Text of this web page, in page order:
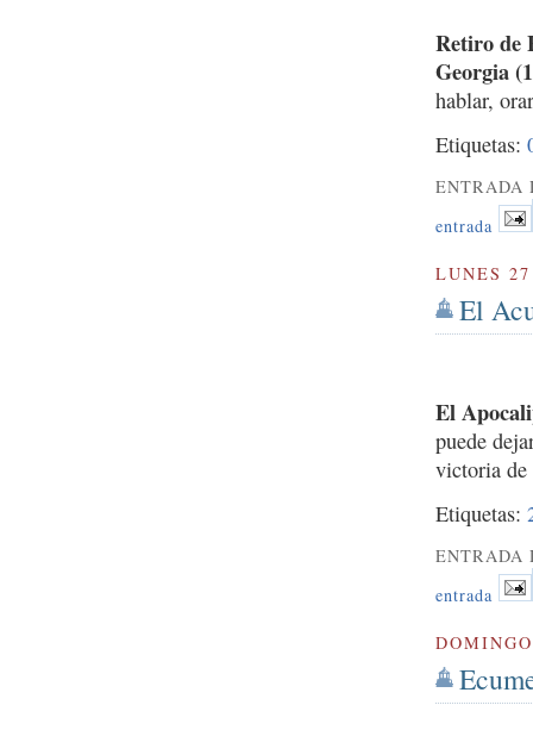
Retiro de
Georgia
hablar,
Etiquetas:
ENTRADA
entrada
LUNES
El
El
puede
victoria de
Etiquetas:
ENTRADA
entrada